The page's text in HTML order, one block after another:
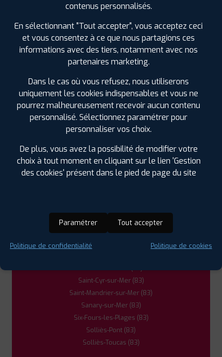
LES GARAGES PROFIL PLUS
DANS LES VILLES À PROXIMITÉ
Bandol (83)
Bormes-les-Mimosas (83)
Carqueiranne (83)
Cuers (83)
Garéoult (83)
Gémenos (13)
Hyères (83)
La Cadière-d'Azur (83)
La Crau (83)
La Farlède (83)
La Valette-du-Var (83)
Le Beausset (83)
Le Pradet (83)
Saint-Cyr-sur-Mer (83)
Saint-Mandrier-sur-Mer (83)
Sanary-sur-Mer (83)
Six-Fours-les-Plages (83)
Solliès-Pont (83)
Solliès-Toucas (83)
contenus personnalisés.
En sélectionnant "Tout accepter", vous acceptez ceci
et vous consentez à ce que nous partagions ces
informations avec des tiers, notamment avec nos
partenaires marketing.
Dans le cas où vous refusez, nous utiliserons
uniquement les cookies indispensables et vous ne
pourrez malheureusement recevoir aucun contenu
personnalisé. Sélectionnez paramétrer pour
personnaliser vos choix.
De plus, vous avez la possibilité de modifier votre
choix à tout moment en cliquant sur le lien 'Gestion
des cookies' présent dans le pied de page du site
Paramétrer Tout accepter
Politique de confidentialité Politique de cookies